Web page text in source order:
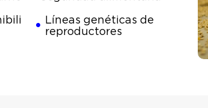
Líneas genéticas de
reproductores